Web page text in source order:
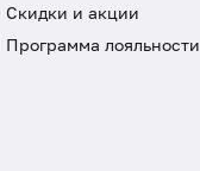
Скидки и акции
Программа лояльности